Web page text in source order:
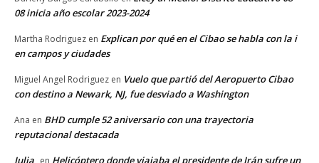
08 inicia año escolar 2023-2024
Martha Rodriguez en Explican por qué en el Cibao se habla con la i
en campos y ciudades
Miguel Angel Rodriguez en Vuelo que partió del Aeropuerto Cibao
con destino a Newark, NJ, fue desviado a Washington
Ana en BHD cumple 52 aniversario con una trayectoria
reputacional destacada
Julia
Helicóptero donde viajaba el presidente de Irán sufre un